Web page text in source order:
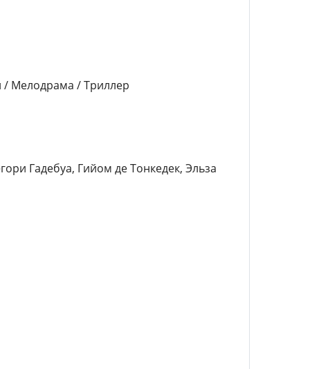
Мелодрама / Триллер
Гадебуа, Гийом де Тонкедек, Эльза